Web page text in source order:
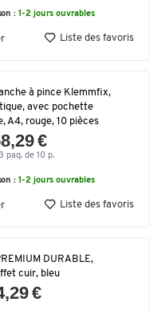
: 1-2 jours ouvrables
Liste des favoris
à pince Klemmfix,
avec pochette
A4, rouge, 10 pièces
€
paq. de 10 p.
: 1-2 jours ouvrables
Liste des favoris
DURABLE,
cuir, bleu
€